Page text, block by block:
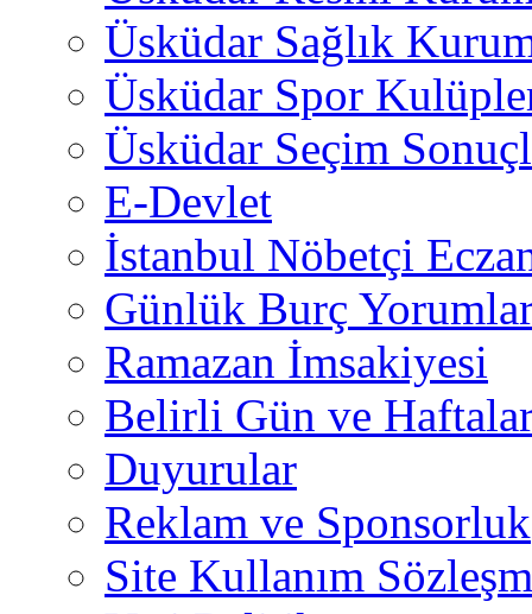
Üsküdar Sağlık
Üsküdar Spor
Üsküdar Seçim
E-Devlet
İstanbul Nöbetçi
Günlük Burç
Ramazan İmsakiyesi
Belirli Gün ve
Duyurular
Reklam ve Sponsorluk
Site Kullanım